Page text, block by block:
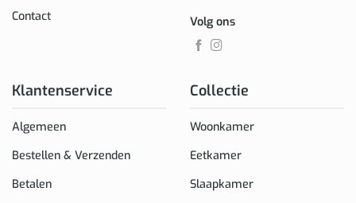
Contact
Klantenservice
Algemeen
Bestellen & Verzenden
Betalen
Collectie
Woonkamer
Eetkamer
Slaapkamer
Volg ons